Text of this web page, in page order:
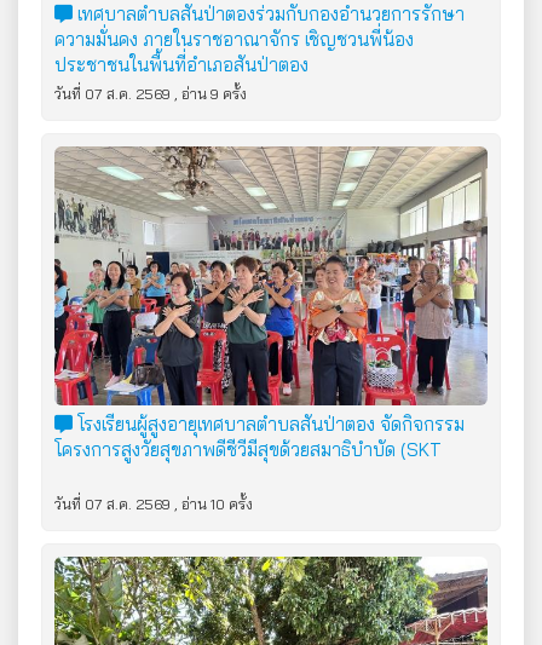
เทศบาลตำบลสันป่าตองร่วมกับกองอำนวยการรักษา
ความมั่นคง ภายในราชอาณาจักร เชิญชวนพี่น้อง
ประชาชนในพื้นที่อำเภอสันป่าตอง
วันที่ 07 ส.ค. 2569 , อ่าน 9 ครั้ง
โรงเรียนผู้สูงอายุเทศบาลตำบลสันป่าตอง จัดกิจกรรม
โครงการสูงวัยสุขภาพดีชีวีมีสุขด้วยสมาธิบำบัด (SKT
วันที่ 07 ส.ค. 2569 , อ่าน 10 ครั้ง